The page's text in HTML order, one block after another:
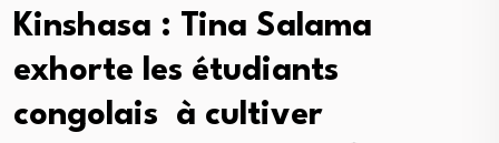
Kinshasa : Tina Salama
exhorte les étudiants
congolais à cultiver